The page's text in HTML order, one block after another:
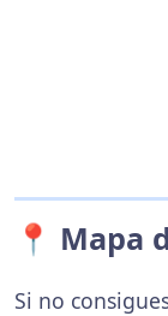
📍 Mapa
Si no